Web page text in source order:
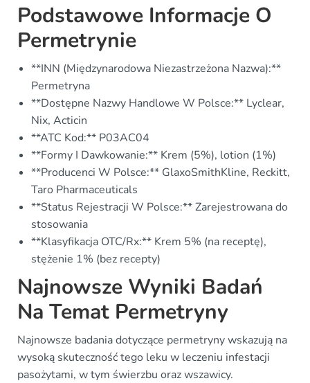
Podstawowe Informacje O
Permetrynie
**INN (Międzynarodowa Niezastrzeżona Nazwa):**
Permetryna
**Dostępne Nazwy Handlowe W Polsce:** Lyclear,
Nix, Acticin
**ATC Kod:** P03AC04
**Formy I Dawkowanie:** Krem (5%), lotion (1%)
**Producenci W Polsce:** GlaxoSmithKline, Reckitt,
Taro Pharmaceuticals
**Status Rejestracji W Polsce:** Zarejestrowana do
stosowania
**Klasyfikacja OTC/Rx:** Krem 5% (na receptę),
stężenie 1% (bez recepty)
Najnowsze Wyniki Badań
Na Temat Permetryny
Najnowsze badania dotyczące permetryny wskazują na
wysoką skuteczność tego leku w leczeniu infestacji
pasożytami, w tym świerzbu oraz wszawicy.